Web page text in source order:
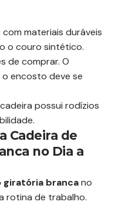
materiais duráveis
o couro sintético.
de comprar. O
encosto deve se
possui rodízios
Cadeira de
no Dia a
brancano
rotina de trabalho.